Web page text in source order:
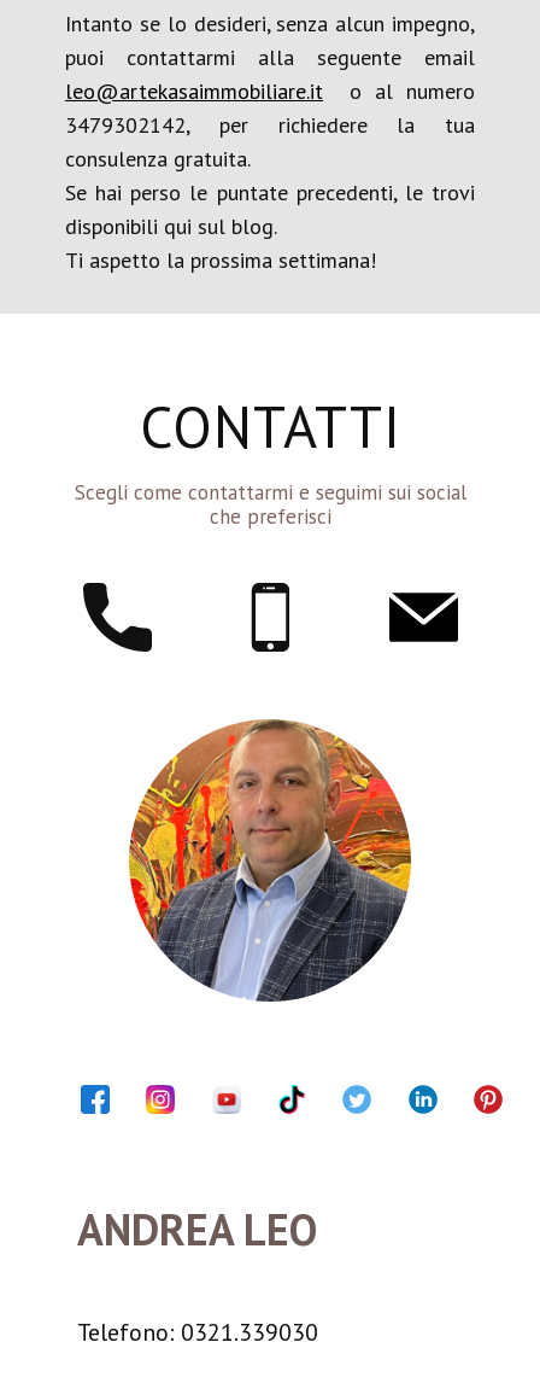
Intanto se lo desideri, senza alcun impegno,
puoi contattarmi alla seguente email
leo@artekasaimmobiliare.it
o al numero
3479302142, per richiedere la tua
consulenza gratuita.
Se hai perso le puntate precedenti, le trovi
disponibili qui sul blog.
Ti aspetto la prossima settimana!
CONTATTI
Scegli come contattarmi e seguimi sui social
che preferisci
ANDREA LEO
Telefono: 0321.339030